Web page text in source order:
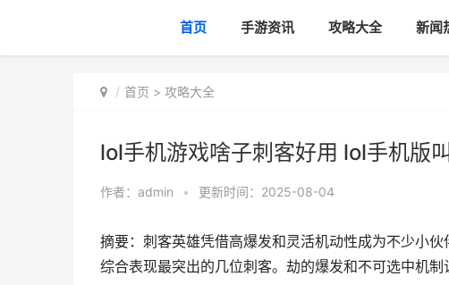
首页 手游资讯 攻略大全 新闻
首页 > 攻略大全
lol手机游戏啥子刺客好用 lol手机版
作者： admin • 更新时间：2025-08-04
摘要：刺客英雄凭借高爆发和灵活机动性成为不少小
综合表现最突出的几位刺客。劫的爆发和不可选中机